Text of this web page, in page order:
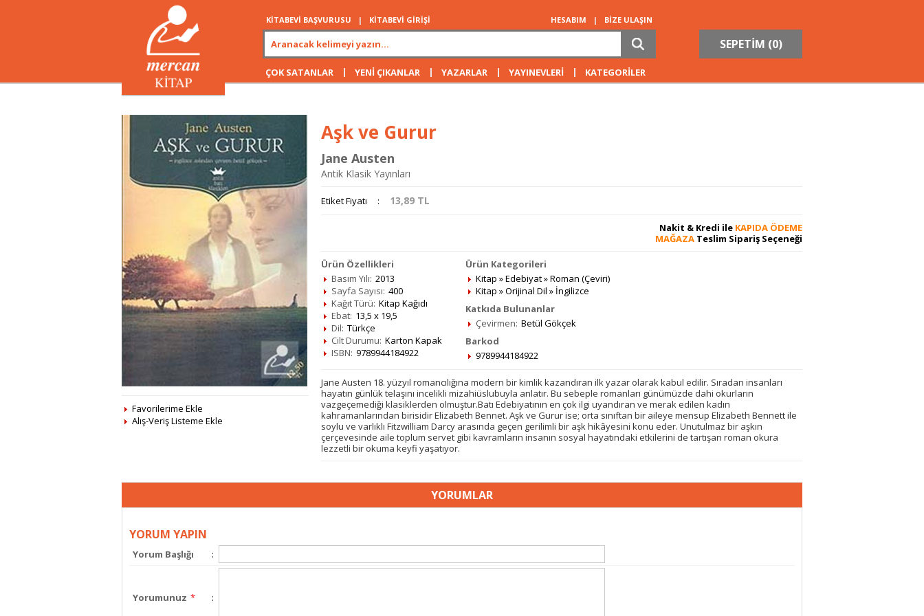
KİTABEVİ BAŞVURUSU | KİTABEVİ GİRİŞİ HESABIM | BİZE ULAŞIN
SEPETİM (0)
ÇOK SATANLAR | YENİ ÇIKANLAR | YAZARLAR | YAYINEVLERİ | KATEGORİLER
Favorilerime Ekle
Alış-Veriş Listeme Ekle
Aşk ve Gurur
Jane Austen
Antik Klasik Yayınları
Etiket Fiyatı : 13,89 TL
Nakit & Kredi ile KAPIDA ÖDEME
MAĞAZA Teslim Sipariş Seçeneği
Ürün Özellikleri
Basım Yılı: 2013
Sayfa Sayısı: 400
Kağıt Türü: Kitap Kağıdı
Ebat: 13,5 x 19,5
Dil: Türkçe
Cilt Durumu: Karton Kapak
ISBN: 9789944184922
Ürün Kategorileri
Kitap »Edebiyat»Roman (Çeviri)
Kitap »Orijinal Dil » İngilizce
Katkıda Bulunanlar
Çevirmen: Betül Gökçek
Barkod
9789944184922
Jane Austen 18. yüzyıl romancılığına modern bir kimlik kazandıran ilk yazar olarak kabul edilir. Sıradan insanları
hayatın günlük telaşını incelikli mizahiüslubuyla anlatır. Bu sebeple romanları günümüzde dahi okurların
vazgeçemediği klasiklerden olmuştur.Batı Edebiyatının en çok ilgi uyandıran ve merak edilen kadın
kahramanlarından birisidir Elizabeth Bennet. Aşk ve Gurur ise; orta sınıftan bir aileye mensup Elizabeth Bennett ile
soylu ve varlıklı Fitzwilliam Darcy arasında geçen gerilimli bir aşk hikâyesini konu eder. Unutulmaz bir aşkın
çerçevesinde aile toplum servet gibi kavramların insanın sosyal hayatındaki etkilerini de tartışan roman okura
lezzetli bir okuma keyfi yaşatıyor.
YORUMLAR
YORUM YAPIN
Yorum Başlığı :
Yorumunuz * :